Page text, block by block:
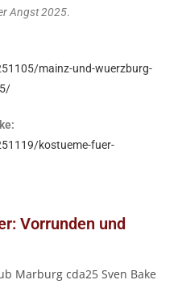
Angst 2025.
mainz-und-wuerzburg-
kostueme-fuer-
Vorrunden und